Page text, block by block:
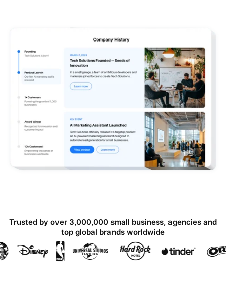
Trusted by over 3,000,000 small business, agencies and
top global brands worldwide